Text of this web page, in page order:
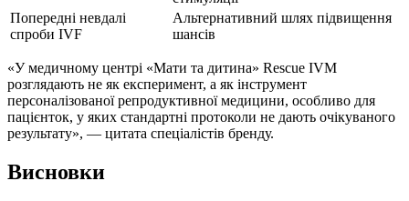
Попередні невдалі
спроби IVF
Альтернативний шлях підвищення
шансів
«У медичному центрі «Мати та дитина» Rescue IVM
розглядають не як експеримент, а як інструмент
персоналізованої репродуктивної медицини, особливо для
пацієнток, у яких стандартні протоколи не дають очікуваного
результату», — цитата спеціалістів бренду.
Висновки